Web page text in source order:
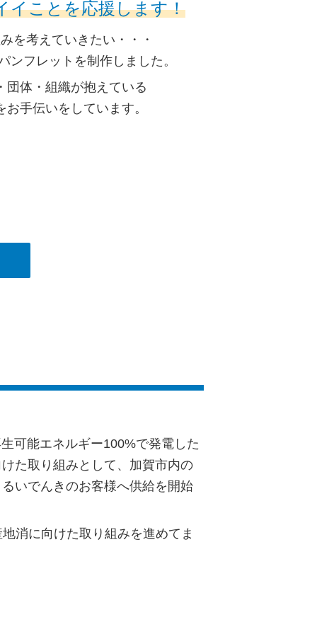
イことを応援します！
を考えていきたい・・・
ンフレットを制作しました。
団体・組織が抱えている
手伝いをしています。
可能エネルギー100%で発電した
た取り組みとして、加賀市内の
いでんきのお客様へ供給を開始
消に向けた取り組みを進めてま